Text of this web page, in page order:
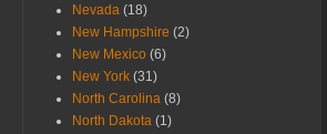
Nevada (18)
New Hampshire (2)
New Mexico (6)
New York (31)
North Carolina (8)
North Dakota (1)